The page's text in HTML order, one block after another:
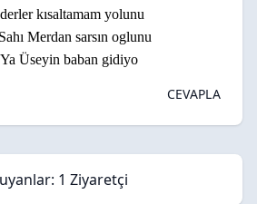
kısaltamam yolunu
Merdan sarsın oglunu
Üseyin baban gidiyo
CEVAPLA
1 Ziyaretçi